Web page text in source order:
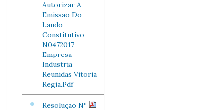
Autorizar A
Emissao Do
Laudo
Constitutivo
N0472017
Empresa
Industria
Reunidas Vitoria
Regia.Pdf
Resolução Nº